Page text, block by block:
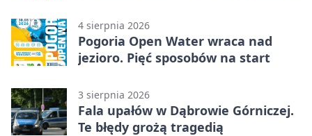
4 sierpnia 2026
Pogoria Open Water wraca nad
jezioro. Pięć sposobów na start
3 sierpnia 2026
Fala upałów w Dąbrowie Górniczej.
Te błędy grożą tragedią